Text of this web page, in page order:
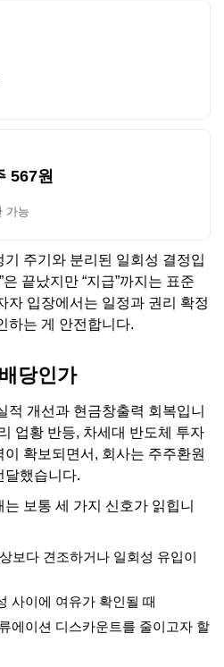
567원
가능
주기와 분리된 일회성 결정입
끝났지만 “지급”까지는 표준
자 입장에서는 일정과 권리 확정
하는 게 안전합니다.
당인가
적 개선과 현금창출력 회복입니
업황 반등, 차세대 반도체 투자
확보되면서, 회사는 주주환원
달했습니다.
보통 세 가지 신호가 읽힙니
보다 견조하거나 일회성 유입이
사이에 여유가 확인될 때
에이션 디스카운트를 줄이고자 할